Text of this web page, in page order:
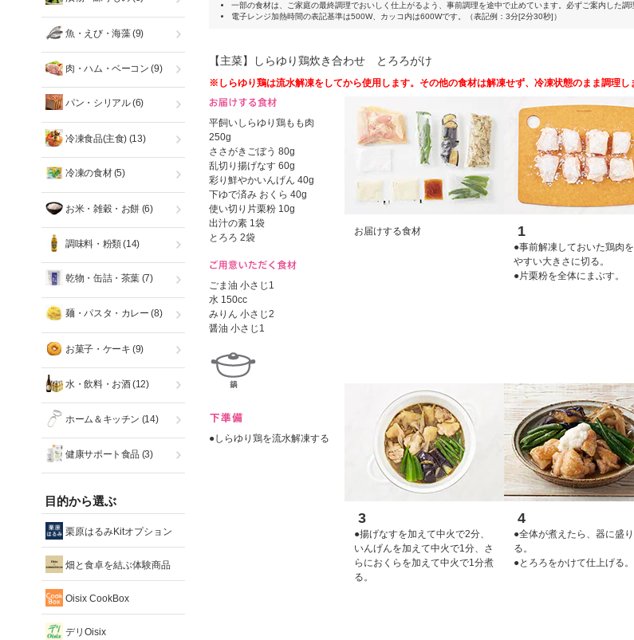
一部の食材は、ご家庭の最終調理でおいしく仕上がるよう、事前調理を途中で止めています。必ずご案内した調
電子レンジ加熱時間の表記基準は500W、カッコ内は600Wです。（表記例：3分[2分30秒]）
【主菜】しらゆり鶏炊き合わせ とろろがけ
※しらゆり鶏は流水解凍をしてから使用します。その他の食材は解凍せず、冷凍状態のまま調理し
平飼いしらゆり鶏もも肉
250g
ささがきごぼう 80g
乱切り揚げなす 60g
彩り鮮やかいんげん 40g
下ゆで済み おくら 40g
使い切り片栗粉 10g
出汁の素 1袋
とろろ 2袋
ごま油 小さじ1
水 150cc
みりん 小さじ2
醤油 小さじ1
●しらゆり鶏を流水解凍する
お届けする食材 1
●事前解凍しておいた鶏肉
やすい大きさに切る。
●片栗粉を全体にまぶす。
3
●揚げなすを加えて中火で2分、
いんげんを加えて中火で1分、さ
らにおくらを加えて中火で1分煮
る。
4
●全体が煮えたら、器に盛
る。
●とろろをかけて仕上げる。
魚・えび・海藻(9)
肉・ハム・ベーコン (9)
パン・シリアル(6)
冷凍食品(主食) (13)
冷凍の食材(5)
お米・雑穀・お餅 (6)
調味料・粉類(14)
乾物・缶詰・茶葉 (7)
麺・パスタ・カレー (8)
お菓子・ケーキ (9)
水・飲料・お酒(12)
ホーム＆キッチン (14)
健康サポート食品 (3)
目的から選ぶ
栗原はるみKitオプション
畑と食卓を結ぶ体験商品
Oisix CookBox
デリOisix